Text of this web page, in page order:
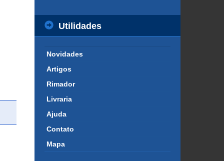
Utilidades
Novidades
Artigos
Rimador
Livraria
Ajuda
Contato
Mapa